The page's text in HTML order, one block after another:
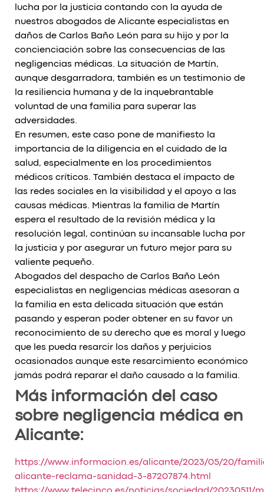
lucha por la justicia contando con la ayuda de
nuestros abogados de Alicante especialistas en
daños de Carlos Baño León para su hijo y por la
concienciación sobre las consecuencias de las
negligencias médicas. La situación de Martín,
aunque desgarradora, también es un testimonio de
la resiliencia humana y de la inquebrantable
voluntad de una familia para superar las
adversidades.
En resumen, este caso pone de manifiesto la
importancia de la diligencia en el cuidado de la
salud, especialmente en los procedimientos
médicos críticos. También destaca el impacto de
las redes sociales en la visibilidad y el apoyo a las
causas médicas. Mientras la familia de Martín
espera el resultado de la revisión médica y la
resolución legal, continúan su incansable lucha por
la justicia y por asegurar un futuro mejor para su
valiente pequeño.
Abogados del despacho de Carlos Baño León
especialistas en negligencias médicas asesoran a
la familia en esta delicada situación que están
pasando y esperan poder obtener en su favor un
reconocimiento de su derecho que es moral y luego
que les pueda resarcir los daños y perjuicios
ocasionados aunque este resarcimiento económico
jamás podrá reparar el daño causado a la familia.
Más información del caso
sobre negligencia médica en
Alicante:
https://www.informacion.es/alicante/2023/05/20/
alicante-reclama-sanidad-3-87207874.html